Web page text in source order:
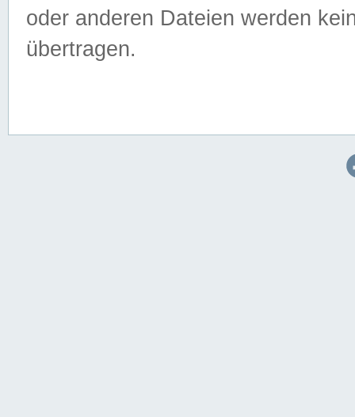
oder anderen Dateien werden
übertragen.